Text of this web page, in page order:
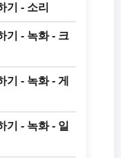
기 - 소리
기 - 녹화 - 크
기 - 녹화 - 게
기 - 녹화 - 일